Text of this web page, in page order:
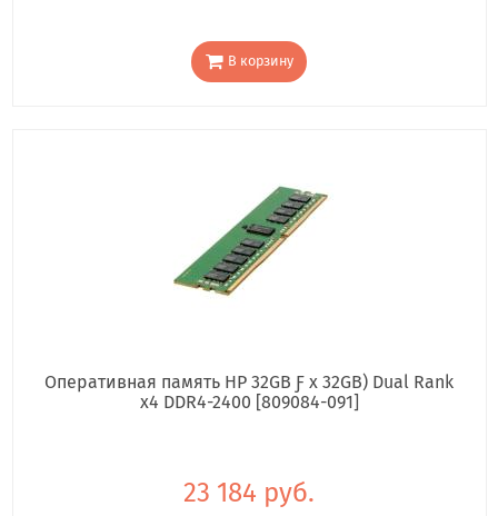
В корзину
Оперативная память HP 32GB Ƒ x 32GB) Dual Rank
x4 DDR4-2400 [809084-091]
23 184 руб.